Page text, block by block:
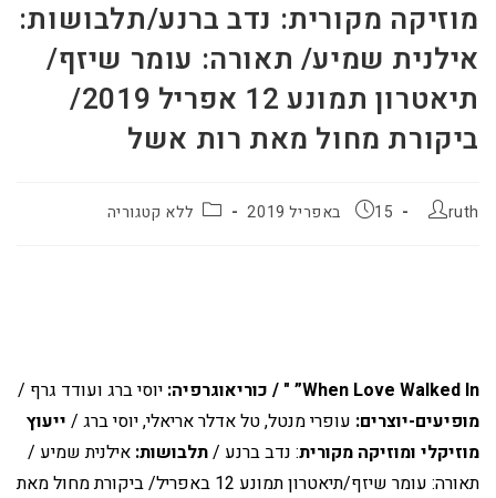
מוזיקה מקורית: נדב ברנע/תלבושות:
אילנית שמיע/ תאורה: עומר שיזף/
תיאטרון תמונע 12 אפריל 2019/
ביקורת מחול מאת רות אשל
ruth 15 באפריל 2019 ללא קטגוריה
When Love Walked In” " / כוריאוגרפיה: יוסי ברג ועודד גרף /
מופיעים-יוצרים: עופרי מנטל, טל אדלר אריאלי, יוסי ברג / ייעוץ
מוזיקלי ומוזיקה מקורית: נדב ברנע /תלבושות: אילנית שמיע /
תאורה: עומר שיזף/תיאטרון תמונע 12 באפריל/ ביקורת מחול מאת